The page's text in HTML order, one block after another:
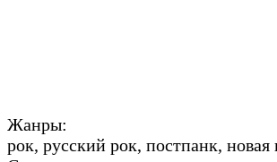
Жанры:
рок, русский рок, постпанк, новая